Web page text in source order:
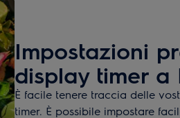
Impostazioni
display timer a
È facile tenere traccia delle
timer. È possibile impostare